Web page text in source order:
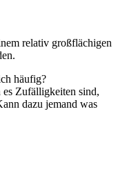
relativ großflächigen
häufig?
es Zufälligkeiten sind,
dazu jemand was